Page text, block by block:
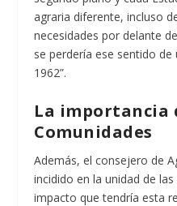
agraria diferente, incluso
necesidades por delante
se perdería ese sentido
1962”.
La importancia
Comunidades
Además, el consejero de
incidido en la unidad de
impacto que tendría esta